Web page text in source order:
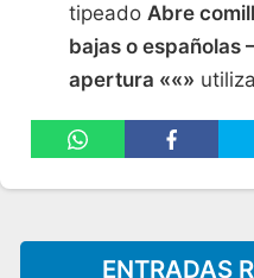
tipeado Abre
bajas o españolas
apertura ««»
ENTRADAS